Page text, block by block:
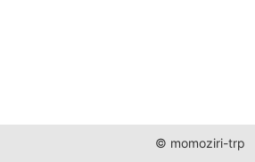
© momoziri-trp